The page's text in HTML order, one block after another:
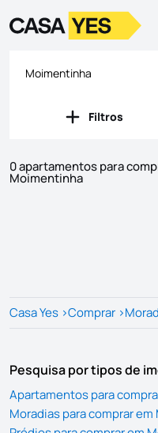
LogoIr para a homepage
Filtros
Filtros
0 apartamentos para comprar
Moimentinha
Casa Yes >Comprar >
Pesquisa por tipos de
Apartamentos para
Moradias para comprar